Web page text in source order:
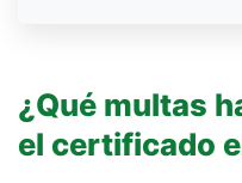
¿Qué multas
el certificado